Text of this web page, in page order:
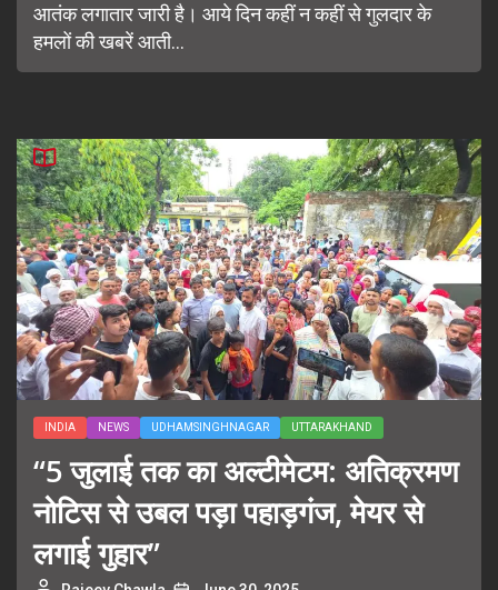
आतंक लगातार जारी है। आये दिन कहीं न कहीं से गुलदार के
हमलों की खबरें आती...
INDIA NEWS UDHAMSINGHNAGAR UTTARAKHAND
“5 जुलाई तक का अल्टीमेटम: अतिक्रमण
नोटिस से उबल पड़ा पहाड़गंज, मेयर से
लगाई गुहार”